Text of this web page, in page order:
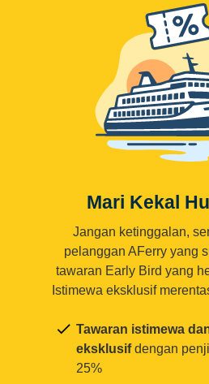
Mari Kekal
Jangan ketinggalan,
pelanggan AFerry yang
tawaran Early Bird yang
Istimewa eksklusif
Tawaran istimewa
eksklusifdengan
25%